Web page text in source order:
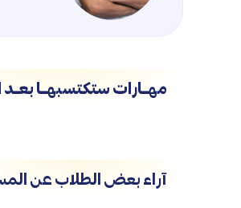
مهــارات ستكتسبهــا بعــد
آراء بعض الطلاب عن